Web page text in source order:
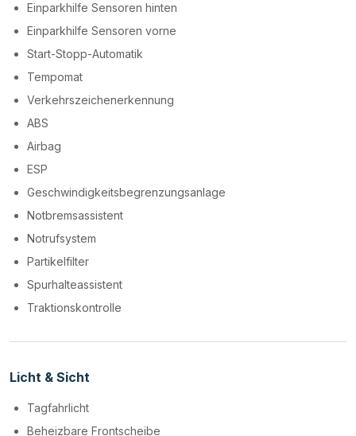
Einparkhilfe Sensoren hinten
Einparkhilfe Sensoren vorne
Start-Stopp-Automatik
Tempomat
Verkehrszeichenerkennung
ABS
Airbag
ESP
Geschwindigkeitsbegrenzungsanlage
Notbremsassistent
Notrufsystem
Partikelfilter
Spurhalteassistent
Traktionskontrolle
Licht & Sicht
Tagfahrlicht
Beheizbare Frontscheibe